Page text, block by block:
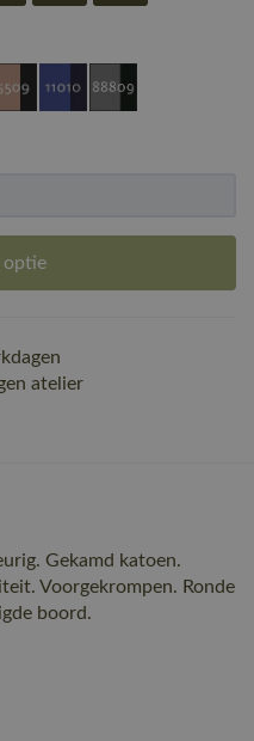
optie
atelier
Gekamd katoen.
Voorgekrompen. Ronde
boord.